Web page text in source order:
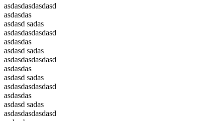
asdasdasdasdasd
asdasdas
asdasd sadas
asdasdasdasdasd
asdasdas
asdasd sadas
asdasdasdasdasd
asdasdas
asdasd sadas
asdasdasdasdasd
asdasdas
asdasd sadas
asdasdasdasdasd